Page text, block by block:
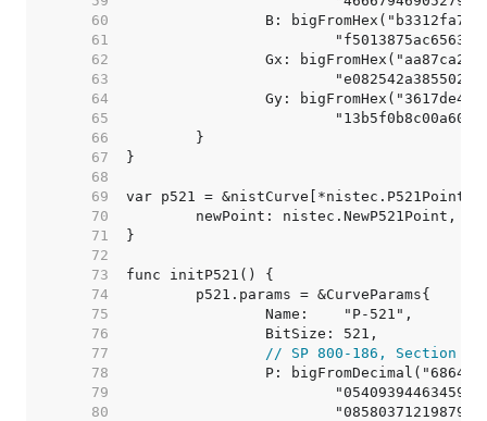
    60
    61
    62
    63
    64
    65
    66
    67
    68
    69
    70
    71
    72
    73
    74
    75
    76
    77
// SP 800-186, Section
    78
    79
    80